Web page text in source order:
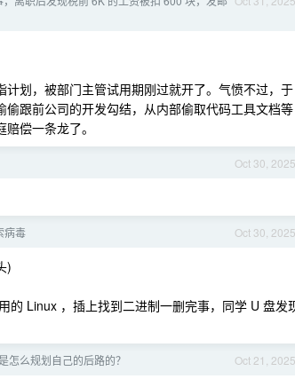
划，被部门主管试用期刚过就开了。气愤不过，于
跟前公司的开发勾结，从内部偷取代码工具文档等
偿一条龙了。
Oct 30, 2025
Oct 30, 2025
病毒
)
的 Linux ，插上找到二进制一删完事，同学 U 盘发
Oct 21, 2025
怎么规划自己的后路的？